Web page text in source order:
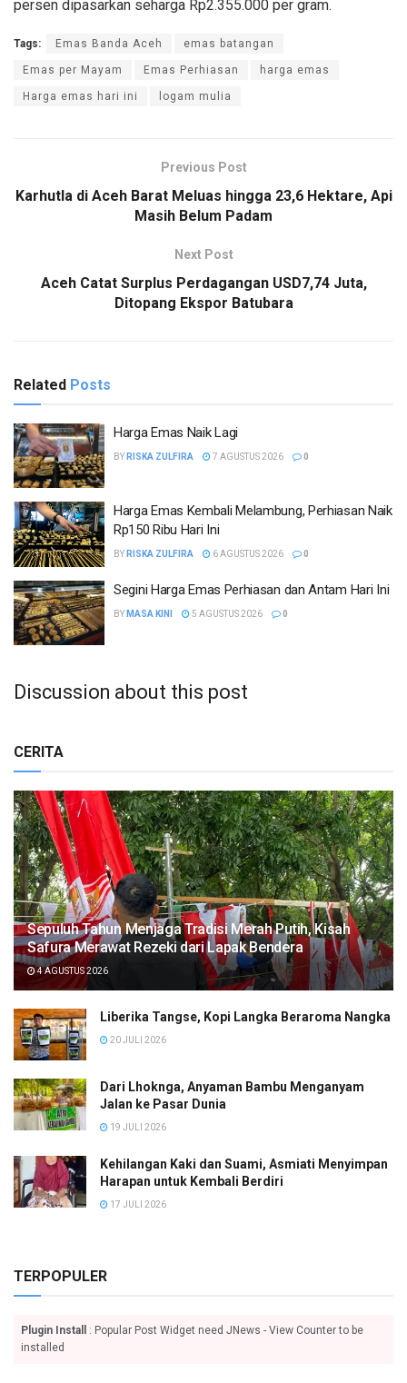
persen dipasarkan seharga Rp2.355.000 per gram.
Tags: Emas Banda Aceh emas batangan
Emas per Mayam Emas Perhiasan harga emas
Harga emas hari ini logam mulia
Previous Post
Karhutla di Aceh Barat Meluas hingga 23,6 Hektare, Api
Masih Belum Padam
Next Post
Aceh Catat Surplus Perdagangan USD7,74 Juta,
Ditopang Ekspor Batubara
Related Posts
Harga Emas Naik Lagi
BY RISKA ZULFIRA 7 AGUSTUS 2026 0
Harga Emas Kembali Melambung, Perhiasan Naik
Rp150 Ribu Hari Ini
BY RISKA ZULFIRA 6 AGUSTUS 2026 0
Segini Harga Emas Perhiasan dan Antam Hari Ini
BY MASA KINI 5 AGUSTUS 2026 0
Discussion about this post
CERITA
Sepuluh Tahun Menjaga Tradisi Merah Putih, Kisah
Safura Merawat Rezeki dari Lapak Bendera
4 AGUSTUS 2026
Liberika Tangse, Kopi Langka Beraroma Nangka
20 JULI 2026
Dari Lhoknga, Anyaman Bambu Menganyam
Jalan ke Pasar Dunia
19 JULI 2026
Kehilangan Kaki dan Suami, Asmiati Menyimpan
Harapan untuk Kembali Berdiri
17 JULI 2026
TERPOPULER
Plugin Install
: Popular Post Widget need JNews - View Counter to be
installed